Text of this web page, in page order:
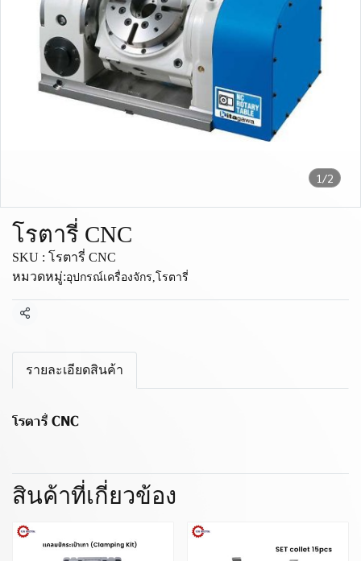
1/2
โรตารี่ CNC
SKU : โรตารี่ CNC
หมวดหมู่:อุปกรณ์เครื่องจักร, โรตารี่
แชร์
รายละเอียดสินค้า
โรตารี่ CNC
สินค้าที่เกี่ยวข้อง